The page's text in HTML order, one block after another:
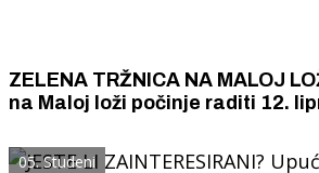
ZELENA TRŽNICA NA MALOJ LOŽI / Zelena
na Maloj loži počinje raditi 12.
na njoj prodaju voće, povrće i
05. Studeni